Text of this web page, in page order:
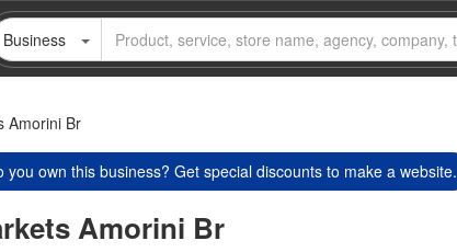
Business
Amorini Br
you own this business? Get special discounts to make a website.
Amorini Br